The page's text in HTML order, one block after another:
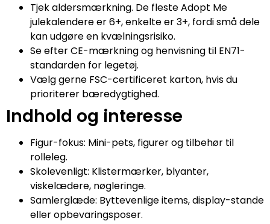
Tjek aldersmærkning. De fleste Adopt Me
julekalendere er 6+, enkelte er 3+, fordi små dele
kan udgøre en kvælningsrisiko.
Se efter CE-mærkning og henvisning til EN71-
standarden for legetøj.
Vælg gerne FSC-certificeret karton, hvis du
prioriterer bæredygtighed.
Indhold og interesse
Figur-fokus: Mini-pets, figurer og tilbehør til
rolleleg.
Skolevenligt: Klistermærker, blyanter,
viskelædere, nøgleringe.
Samlerglæde: Byttevenlige items, display-stande
eller opbevaringsposer.